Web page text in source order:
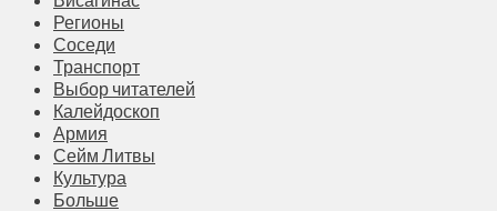
Регионы
Соседи
Транспорт
Выбор читателей
Калейдоскоп
Армия
Сейм Литвы
Культура
Больше